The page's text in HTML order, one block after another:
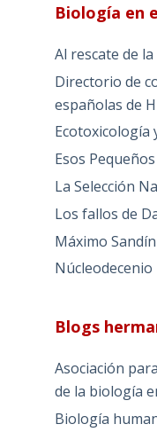
Biología en
Al rescate de
Directorio de
españolas de
Ecotoxicología
Esos
La Selección
Los fallos de
Máximo Sandín
Núcleodecenio
Blogs
Asociación
de la biología
Biología